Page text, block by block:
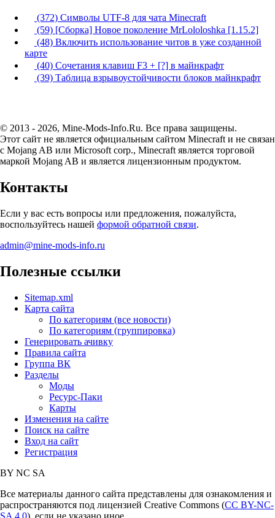
(372) Символы UTF-8 для чата Minecraft
(59) [Сборка] Новое поколение MrLololoshka [1.15.2]
(48) Включить использование читов в уже созданной
карте
(40) Сочетания клавиш F3 + [?] в майнкрафт
(39) Таблица взрывоустойчивости блоков майнкрафт
© 2013 - 2026, Mine-Mods-Info.Ru. Все права защищены.
Этот сайт не является официальным сайтом Minecraft и не связан
с Mojang AB или Microsoft corp., Minecraft является торговой
маркой Mojang AB и является лицензионным продуктом.
Контакты
Если у вас есть вопросы или предложения, пожалуйста,
воспользуйтесь нашей формой обратной связи.
admin@mine-mods-info.ru
Полезные ссылки
Sitemap.xml
Карта сайта
По категориям (все новости)
По категориям (группировка)
Генерировать ачивку
Правила сайта
Группа ВК
Разделы
Моды
Ресурс-Паки
Карты
Изменения на сайте
Поиск на сайте
Вход на сайт
Регистрация
BY NC SA
Все материалы данного сайта представлены для ознакомления и
распространяются под лицензией Creative Commons (CC BY-NC-
SA 4.0), если не указано иное.